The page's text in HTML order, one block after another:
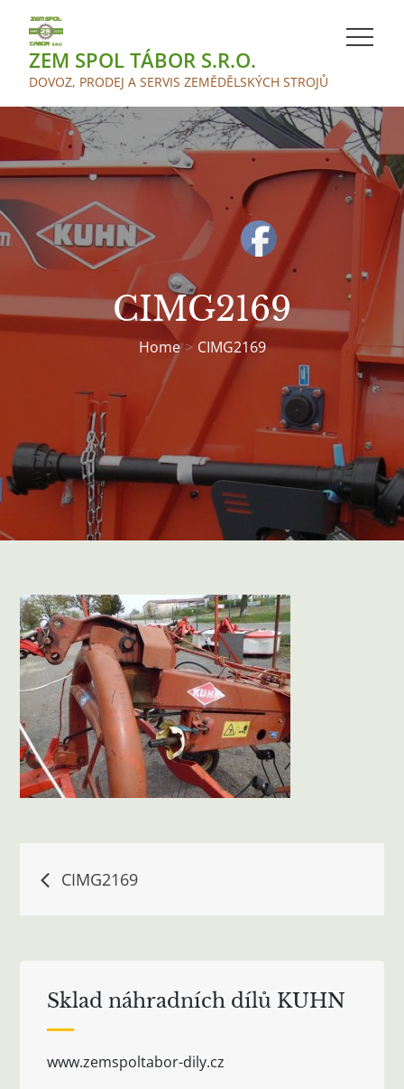
contentZEM SPOL TÁBOR S.R.O.
DOVOZ, PRODEJ A SERVIS ZEMĚDĚLSKÝCH STROJŮ
CIMG2169
Home CIMG2169
Navigace
CIMG2169
Sklad náhradních dílů KUHN
www.zemspoltabor-dily.cz